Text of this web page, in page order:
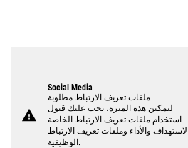
warning
Social Media
ملفات تعريف الارتباط مطلوبة
لتمكين هذه الميزة، يجب عليك قبول
استخدام ملفات تعريف الارتباط الخاصة
والأداء وملفات تعريف الارتباط
الوظيفية.